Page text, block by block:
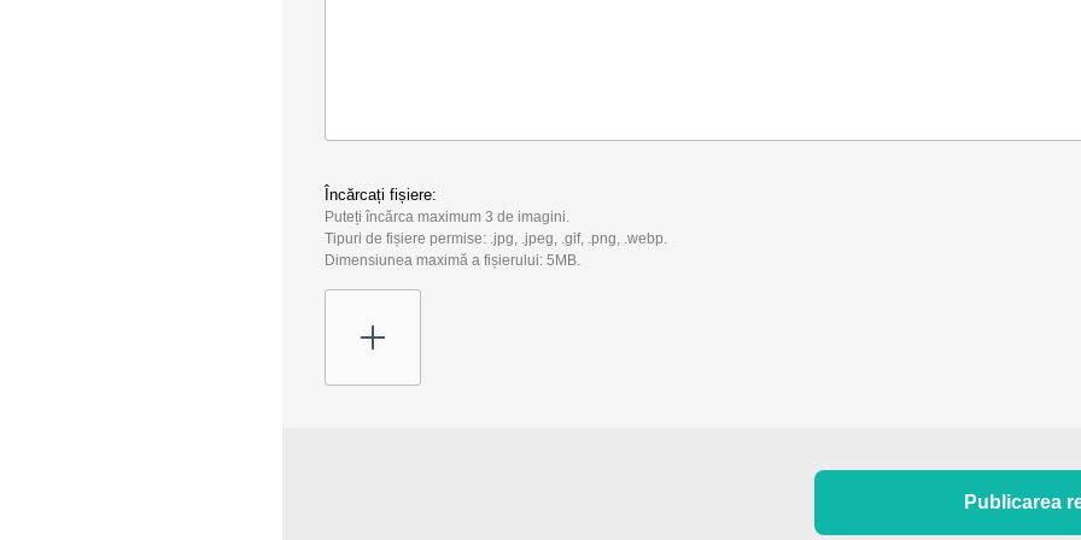
Încărcați fișiere:
Puteți încărca maximum 3 de imagini.
Tipuri de fișiere permise: .jpg, .jpeg, .gif, .png, .webp.
Dimensiunea maximă a fișierului: 5MB.
Publicarea